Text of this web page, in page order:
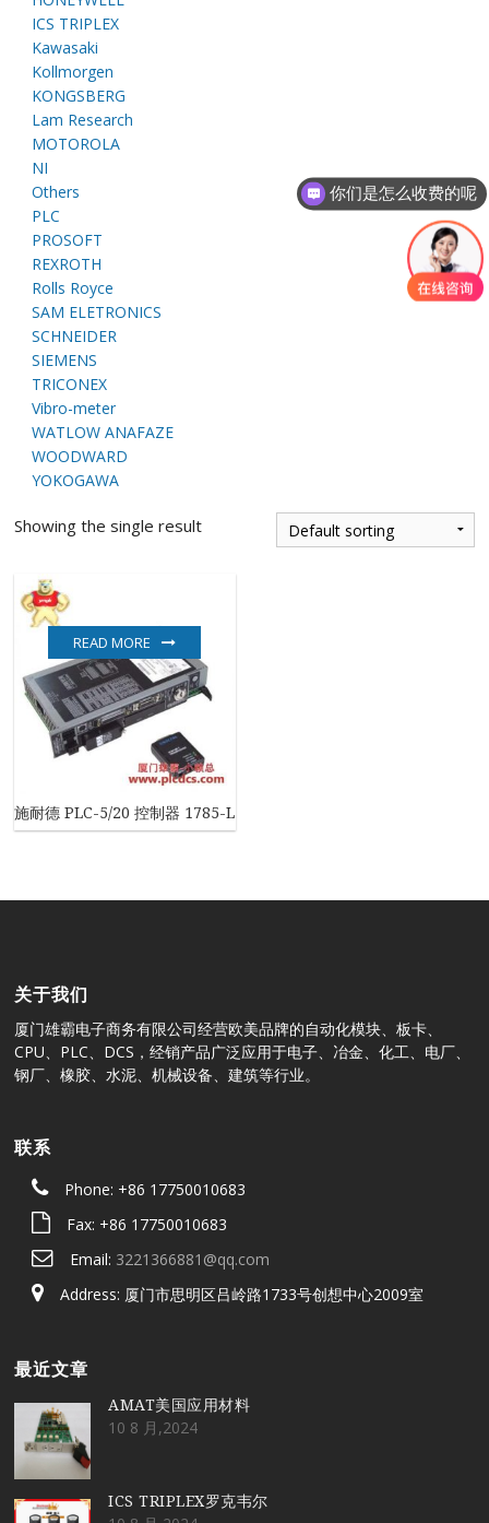
ICS TRIPLEX
Kawasaki
Kollmorgen
KONGSBERG
Lam Research
MOTOROLA
NI
Others
PLC
PROSOFT
REXROTH
Rolls Royce
SAM ELETRONICS
SCHNEIDER
SIEMENS
TRICONEX
Vibro-meter
WATLOW ANAFAZE
WOODWARD
YOKOGAWA
Showing the single result
施耐德 PLC-5/20 控制器 1785-L20E/E
READ MORE
关于我们
厦门雄霸电子商务有限公司经营欧美品牌的自动化模块、板卡、
CPU、PLC、DCS，经销产品广泛应用于电子、冶金、化工、电厂、
钢厂、橡胶、水泥、机械设备、建筑等行业。
联系
Phone: +86 17750010683
Fax: +86 17750010683
Email: 3221366881@qq.com
Address: 厦门市思明区吕岭路1733号创想中心2009室
最近文章
AMAT美国应用材料
10 8 月,2024
ICS TRIPLEX罗克韦尔
你们是怎么收费的呢